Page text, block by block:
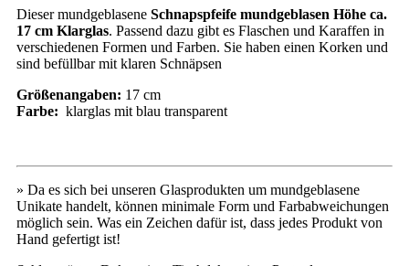
Dieser mundgeblasene Schnapspfeife mundgeblasen Höhe ca.
17 cm Klarglas. Passend dazu gibt es Flaschen und Karaffen in
verschiedenen Formen und Farben. Sie haben einen Korken und
sind befüllbar mit klaren Schnäpsen
Größenangaben: 17 cm
Farbe: klarglas mit blau transparent
» Da es sich bei unseren Glasprodukten um mundgeblasene
Unikate handelt, können minimale Form und Farbabweichungen
möglich sein. Was ein Zeichen dafür ist, dass jedes Produkt von
Hand gefertigt ist!